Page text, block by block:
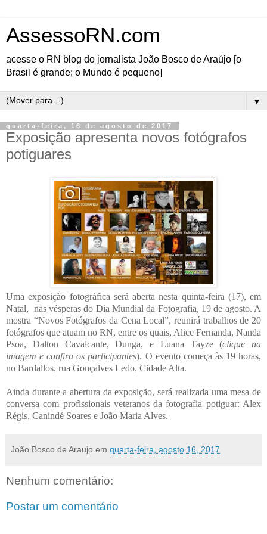
AssessoRN.com
acesse o RN blog do jornalista João Bosco de Araújo [o
Brasil é grande; o Mundo é pequeno]
▼
quarta-feira, 16 de agosto de 2017
Exposição apresenta novos fotógrafos
potiguares
Uma exposição fotográfica será aberta nesta quinta-feira (17), em
Natal, nas vésperas do Dia Mundial da Fotografia, 19 de agosto. A
mostra “Novos Fotógrafos da Cena Local”, reunirá trabalhos de 20
fotógrafos que atuam no RN, entre os quais, Alice Fernanda, Nanda
Psoa, Dalton Cavalcante, Dunga, e Luana Tayze (clique na
imagem e confira os participantes). O evento começa às 19 horas,
no Bardallos, rua Gonçalves Ledo, Cidade Alta.
Ainda durante a abertura da exposição, será realizada uma mesa de
conversa com profissionais veteranos da fotografia potiguar: Alex
Régis, Canindé Soares e João Maria Alves.
João Bosco de Araujo em quarta-feira, agosto 16, 2017
Nenhum comentário:
Postar um comentário